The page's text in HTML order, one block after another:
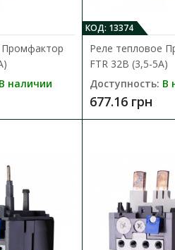
В наличии
защиты FTR предназначены для
от перегрузок, обрыв..
Промфактор
В наличии
КОД: 13374
Реле тепловое
FTR 32B (3,5-5А)
Доступность: В
677.16 грн